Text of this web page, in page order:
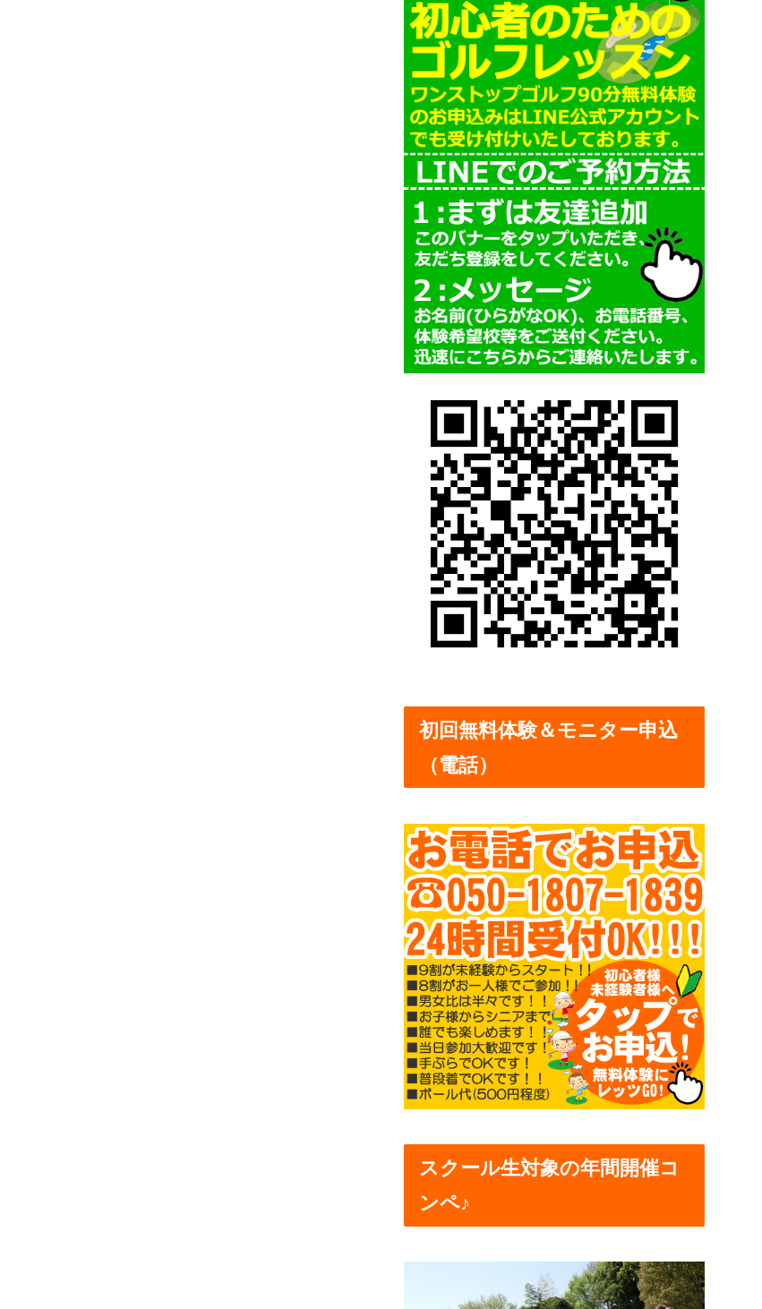
初回無料体験＆モニター申込
（電話）
スクール生対象の年間開催コ
ンペ♪